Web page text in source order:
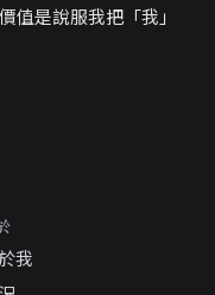
值是說服我把「我」
我